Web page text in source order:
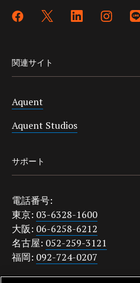
関連サイト
Aquent
Aquent Studios
サポート
電話番号:
東京: 03-6328-1600
大阪: 06-6258-6212
名古屋: 052-259-3121
福岡: 092-724-0207
japanquestions@aquent.com